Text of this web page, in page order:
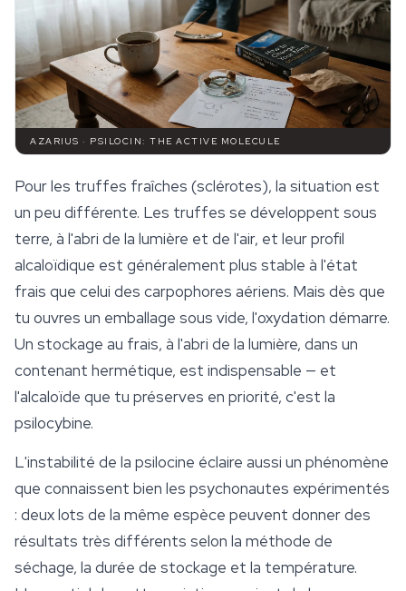
AZARIUS · PSILOCIN: THE ACTIVE MOLECULE
Pour les truffes fraîches (sclérotes), la situation est
un peu différente. Les truffes se développent sous
terre, à l'abri de la lumière et de l'air, et leur profil
alcaloïdique est généralement plus stable à l'état
frais que celui des carpophores aériens. Mais dès que
tu ouvres un emballage sous vide, l'oxydation démarre.
Un stockage au frais, à l'abri de la lumière, dans un
contenant hermétique, est indispensable — et
l'alcaloïde que tu préserves en priorité, c'est la
psilocybine.
L'instabilité de la psilocine éclaire aussi un phénomène
que connaissent bien les psychonautes expérimentés
: deux lots de la même espèce peuvent donner des
résultats très différents selon la méthode de
séchage, la durée de stockage et la température.